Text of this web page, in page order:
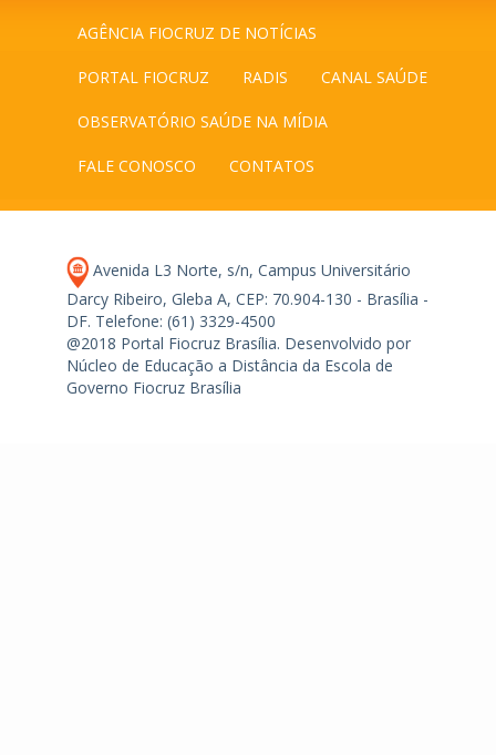
AGÊNCIA FIOCRUZ DE NOTÍCIAS
PORTAL FIOCRUZ RADIS CANAL SAÚDE
OBSERVATÓRIO SAÚDE NA MÍDIA
FALE CONOSCO CONTATOS
Avenida L3 Norte, s/n, Campus Universitário
Darcy Ribeiro, Gleba A, CEP: 70.904-130 - Brasília -
DF. Telefone: (61) 3329-4500
@2018 Portal Fiocruz Brasília. Desenvolvido por
Núcleo de Educação a Distância da Escola de
Governo Fiocruz Brasília